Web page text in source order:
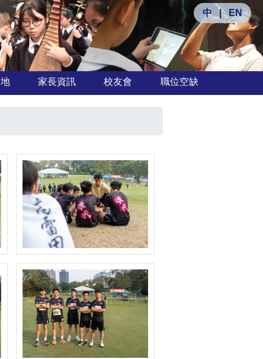
中 | EN
家長資訊 校友會 職位空缺